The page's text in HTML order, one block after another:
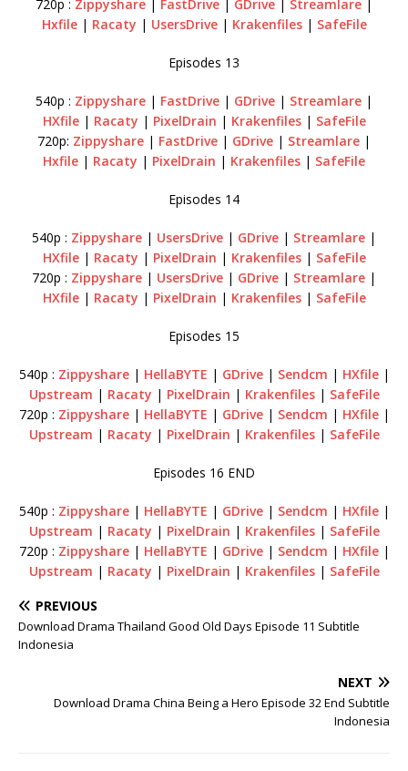
720p : Zippyshare FastDrive GDrive Streamlare
Hxfile| Racaty | UsersDrive| Krakenfiles| SafeFile
Episodes 13
540p : Zippyshare | FastDrive | GDrive | Streamlare |
HXfile| Racaty | PixelDrain | Krakenfiles| SafeFile
720p: Zippyshare | FastDrive | GDrive | Streamlare |
Hxfile | Racaty | PixelDrain | Krakenfiles | SafeFile
Episodes 14
540p : Zippyshare | UsersDrive | GDrive | Streamlare |
HXfile| Racaty | PixelDrain | Krakenfiles| SafeFile
720p : Zippyshare | UsersDrive | GDrive | Streamlare |
HXfile| Racaty | PixelDrain | Krakenfiles| SafeFile
Episodes 15
540p : Zippyshare| HellaBYTE | GDrive| Sendcm | HXfile|
Upstream | Racaty | PixelDrain | Krakenfiles| SafeFile
720p : Zippyshare| HellaBYTE | GDrive| Sendcm | HXfile|
Upstream | Racaty | PixelDrain | Krakenfiles| SafeFile
Episodes 16 END
540p : Zippyshare| HellaBYTE | GDrive| Sendcm | HXfile|
Upstream | Racaty | PixelDrain | Krakenfiles| SafeFile
720p : Zippyshare| HellaBYTE | GDrive| Sendcm | HXfile|
Upstream | Racaty | PixelDrain | Krakenfiles| SafeFile
PREVIOUS
Download Drama Thailand Good Old Days Episode 11 Subtitle
Indonesia
NEXT
Download Drama China Being a Hero Episode 32 End Subtitle
Indonesia